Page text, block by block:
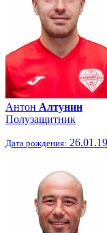
Антон Алтунин
Полузащитник
Дата рождения: